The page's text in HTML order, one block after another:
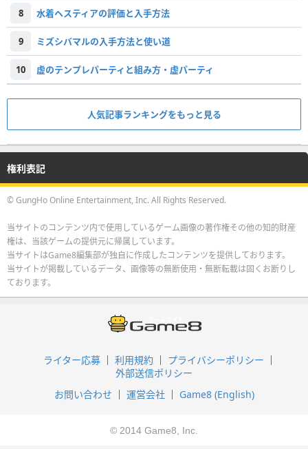
8 水着ヘスティアの評価と入手方法
9 ミズシバマルの入手方法と使い道
10 虚のテンプレパーティと組み方・虚パーティ
人気記事ランキングをもっと見る
権利表記
© GungHo Online Entertainment, Inc. All Rights Reserved.
当サイトのコンテンツ内で使用しているゲーム画像の著作権その他の知的財産
権は、当該ゲームの提供元に帰属しています。
当サイトはGame8編集部が独自に作成したコンテンツを提供しております。
当サイトが掲載しているデータ、画像等の無断使用・無断転載は固くお断りし
ております。
ライター応募 利用規約
プライバシーポリシー
外部送信ポリシー
お問い合わせ
運営会社 Game8 (English)
© 2014 Game8, Inc.